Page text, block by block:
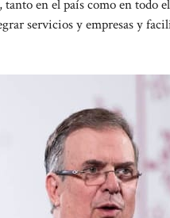
en el país como en todo
servicios y empresas y